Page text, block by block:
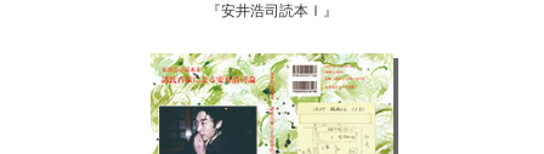
『安井浩司読本Ⅰ』